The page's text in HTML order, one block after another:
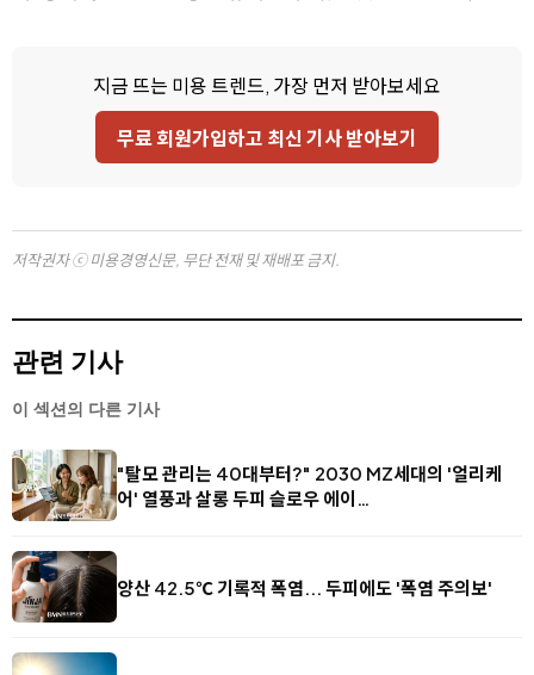
지금 뜨는 미용 트렌드, 가장 먼저 받아보세요
무료 회원가입하고 최신 기사 받아보기
저작권자 ⓒ 미용경영신문, 무단 전재 및 재배포 금지.
관련 기사
이 섹션의 다른 기사
"탈모 관리는 40대부터?" 2030 MZ세대의 '얼리케
어' 열풍과 살롱 두피 슬로우 에이…
양산 42.5℃ 기록적 폭염... 두피에도 '폭염 주의보'